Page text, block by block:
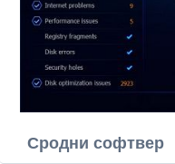
Сродни софтвер